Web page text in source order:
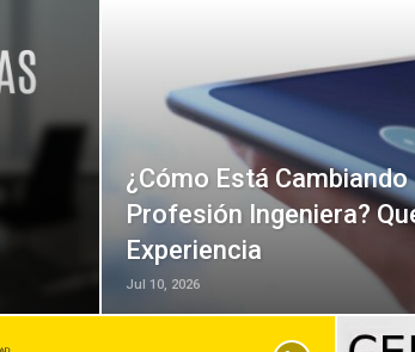
¿Cómo Está
Profesión Ingeniera?
Experiencia
Jul 10, 2026